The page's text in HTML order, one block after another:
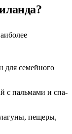
Ангкор-Ват
для семейного
с пальмами и спа-
пещеры,